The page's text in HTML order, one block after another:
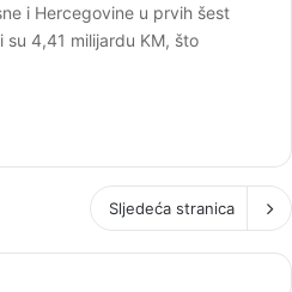
i Hercegovine u prvih šest
4,41 milijardu KM, što
Sljedeća stranica